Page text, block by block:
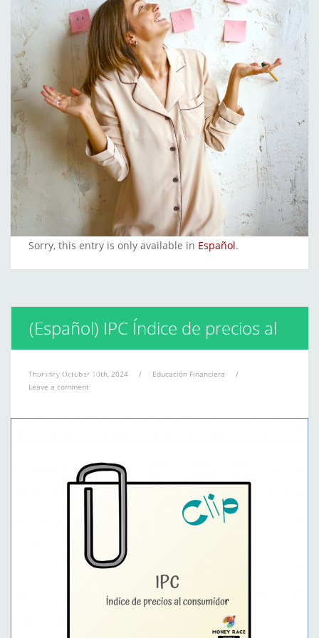
Sorry, this entry is only available in Español.
(Español) IPC Índice de precios al
consumidor
Thursday October 10th, 2024 / Educación Financiera
/
Leave a comment